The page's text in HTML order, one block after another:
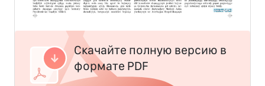
Скачайте полную версию в
формате PDF